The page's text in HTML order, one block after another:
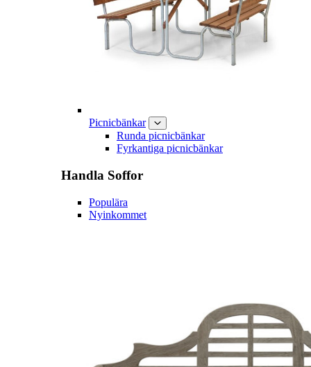
Picnicbänkar
Runda picnicbänkar
Fyrkantiga picnicbänkar
Handla Soffor
Populära
Nyinkommet